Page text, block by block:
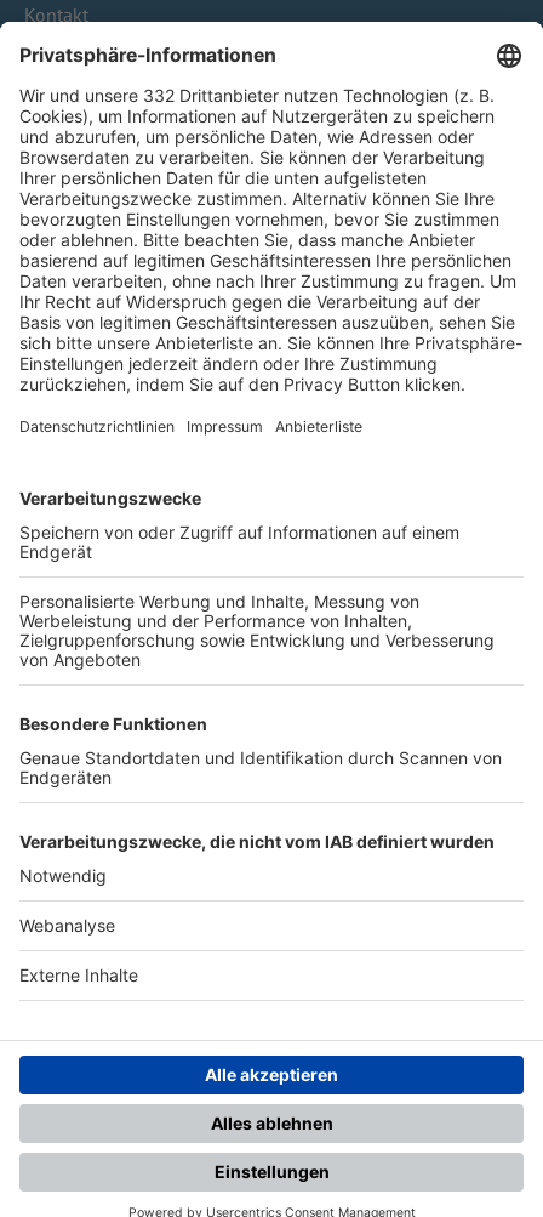
Kontakt
HÄUFIG BESUCHTE SEITEN
Pässe und Vereinswechsel
Trainerausbildung
Schulungsangebot Vereinsmitarbeiter
BFV-Geschäftsstellen
Trainerbörse
Login SpielPlus
FOLGE DEM BFV
TOP-VEREINE
TOP-PARTNER
Nutzungsbedingungen Datenschutz Impressum